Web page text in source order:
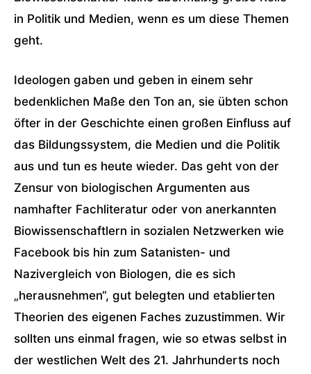
in Politik und Medien, wenn es um diese Themen
geht.
Ideologen gaben und geben in einem sehr
bedenklichen Maße den Ton an, sie übten schon
öfter in der Geschichte einen großen Einfluss auf
das Bildungssystem, die Medien und die Politik
aus und tun es heute wieder. Das geht von der
Zensur von biologischen Argumenten aus
namhafter Fachliteratur oder von anerkannten
Biowissenschaftlern in sozialen Netzwerken wie
Facebook bis hin zum Satanisten- und
Nazivergleich von Biologen, die es sich
„herausnehmen“, gut belegten und etablierten
Theorien des eigenen Faches zuzustimmen. Wir
sollten uns einmal fragen, wie so etwas selbst in
der westlichen Welt des 21. Jahrhunderts noch